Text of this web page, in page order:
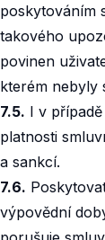
poskytováním
takového
povinen
kterém nebyly
7.5. I v
platnosti
a sankcí.
7.6.
výpovědní